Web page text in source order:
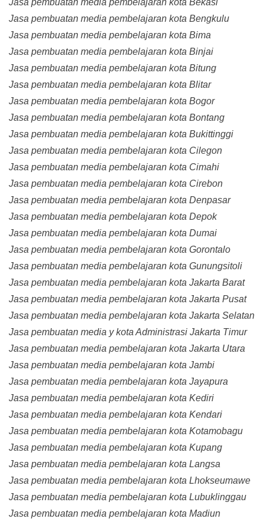
Jasa pembuatan media pembelajaran kota Bekasi
Jasa pembuatan media pembelajaran kota Bengkulu
Jasa pembuatan media pembelajaran kota Bima
Jasa pembuatan media pembelajaran kota Binjai
Jasa pembuatan media pembelajaran kota Bitung
Jasa pembuatan media pembelajaran kota Blitar
Jasa pembuatan media pembelajaran kota Bogor
Jasa pembuatan media pembelajaran kota Bontang
Jasa pembuatan media pembelajaran kota Bukittinggi
Jasa pembuatan media pembelajaran kota Cilegon
Jasa pembuatan media pembelajaran kota Cimahi
Jasa pembuatan media pembelajaran kota Cirebon
Jasa pembuatan media pembelajaran kota Denpasar
Jasa pembuatan media pembelajaran kota Depok
Jasa pembuatan media pembelajaran kota Dumai
Jasa pembuatan media pembelajaran kota Gorontalo
Jasa pembuatan media pembelajaran kota Gunungsitoli
Jasa pembuatan media pembelajaran kota Jakarta Barat
Jasa pembuatan media pembelajaran kota Jakarta Pusat
Jasa pembuatan media pembelajaran kota Jakarta Selatan
Jasa pembuatan media y kota Administrasi Jakarta Timur
Jasa pembuatan media pembelajaran kota Jakarta Utara
Jasa pembuatan media pembelajaran kota Jambi
Jasa pembuatan media pembelajaran kota Jayapura
Jasa pembuatan media pembelajaran kota Kediri
Jasa pembuatan media pembelajaran kota Kendari
Jasa pembuatan media pembelajaran kota Kotamobagu
Jasa pembuatan media pembelajaran kota Kupang
Jasa pembuatan media pembelajaran kota Langsa
Jasa pembuatan media pembelajaran kota Lhokseumawe
Jasa pembuatan media pembelajaran kota Lubuklinggau
Jasa pembuatan media pembelajaran kota Madiun